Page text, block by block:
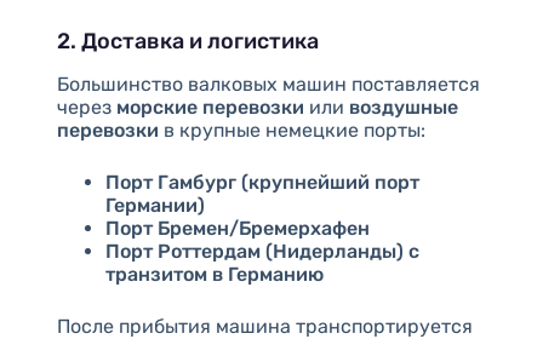
2. Доставка и логистика
Большинство валковых машин поставляется
через морские перевозки или воздушные
перевозки в крупные немецкие порты:
Порт Гамбург (крупнейший порт
Германии)
Порт Бремен/Бремерхафен
Порт Роттердам (Нидерланды) с
транзитом в Германию
После прибытия машина транспортируется